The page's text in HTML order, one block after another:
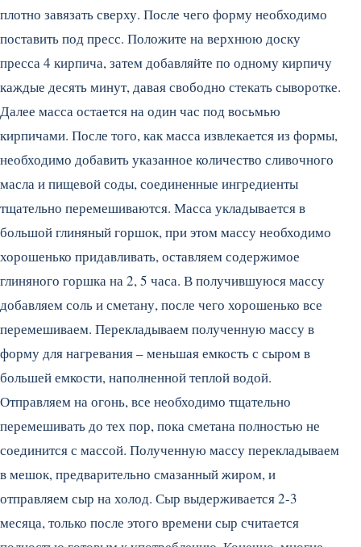
плотно завязать сверху. После чего форму необходимо
поставить под пресс. Положите на верхнюю доску
пресса 4 кирпича, затем добавляйте по одному кирпичу
каждые десять минут, давая свободно стекать сыворотке.
Далее масса остается на один час под восьмью
кирпичами. После того, как масса извлекается из формы,
необходимо добавить указанное количество сливочного
масла и пищевой соды, соединенные ингредиенты
тщательно перемешиваются. Масса укладывается в
большой глиняный горшок, при этом массу необходимо
хорошенько придавливать, оставляем содержимое
глиняного горшка на 2, 5 часа. В получившуюся массу
добавляем соль и сметану, после чего хорошенько все
перемешиваем. Перекладываем полученную массу в
форму для нагревания – меньшая емкость с сыром в
большей емкости, наполненной теплой водой.
Отправляем на огонь, все необходимо тщательно
перемешивать до тех пор, пока сметана полностью не
соединится с массой. Полученную массу перекладываем
в мешок, предварительно смазанный жиром, и
отправляем сыр на холод. Сыр выдерживается 2-3
месяца, только после этого времени сыр считается